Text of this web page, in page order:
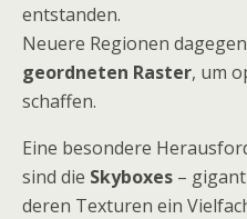
entstanden.
Neuere Regionen
geordneten Raster, um
schaffen.
Eine besondere
sind die Skyboxes –
deren Texturen ein